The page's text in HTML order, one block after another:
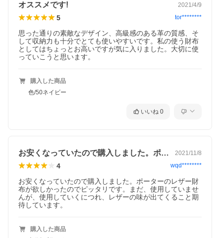
「吉田カバン ポーター」一覧はこちら＞＞
オススメです! 2021/4/9
5 tor********
思った通りの素敵なデザイン、高級感のある革の質感、そ
して収納力も十分でとても使いやすいです。私の使う財布
としてはちょっとお高いですが気に入りました。大切に使
っていこうと思います。
購入した商品
色/50ネイビー
いいね 0
お安くなっていたので購入しました。ポー… 2021/11/8
4 wqd********
お安くなっていたので購入しました。ポーターのレザー財
布が欲しかったのでピッタリです。まだ、使用していませ
んが、使用していくにつれ、レザーの味が出てくること期
待しています。
購入した商品